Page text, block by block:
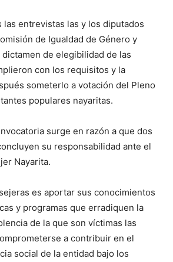
las entrevistas las y los diputados
de Igualdad de Género y
de elegibilidad de las
con los requisitos y la
someterlo a votación del Pleno
populares nayaritas.
surge en razón a que dos
su responsabilidad ante el
Nayarita.
es aportar sus conocimientos
y programas que erradiquen la
de la que son víctimas las
a contribuir en el
social de la entidad bajo los